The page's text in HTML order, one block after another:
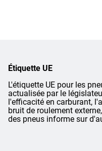
Étiquette UE
L'étiquette UE pour les
actualisée par le
l'efficacité en carburant,
bruit de roulement
des pneus informe sur